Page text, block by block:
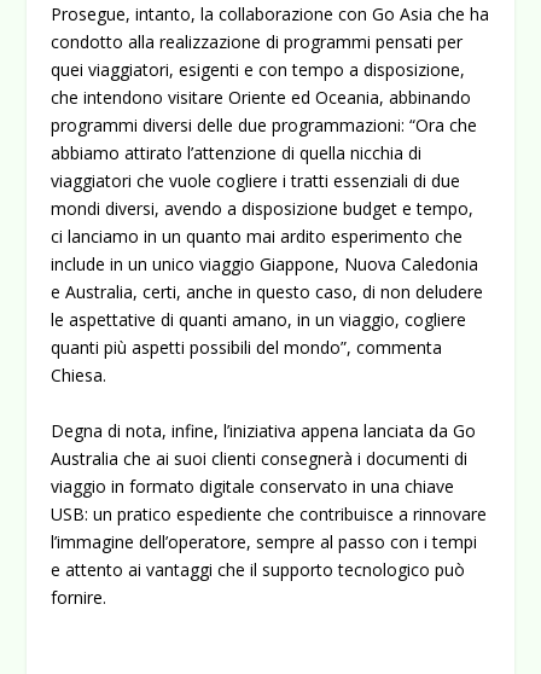
Prosegue, intanto, la collaborazione con Go Asia che ha
condotto alla realizzazione di programmi pensati per
quei viaggiatori, esigenti e con tempo a disposizione,
che intendono visitare Oriente ed Oceania, abbinando
programmi diversi delle due programmazioni: “Ora che
abbiamo attirato l’attenzione di quella nicchia di
viaggiatori che vuole cogliere i tratti essenziali di due
mondi diversi, avendo a disposizione budget e tempo,
ci lanciamo in un quanto mai ardito esperimento che
include in un unico viaggio Giappone, Nuova Caledonia
e Australia, certi, anche in questo caso, di non deludere
le aspettative di quanti amano, in un viaggio, cogliere
quanti più aspetti possibili del mondo”, commenta
Chiesa.
Degna di nota, infine, l’iniziativa appena lanciata da Go
Australia che ai suoi clienti consegnerà i documenti di
viaggio in formato digitale conservato in una chiave
USB: un pratico espediente che contribuisce a rinnovare
l’immagine dell’operatore, sempre al passo con i tempi
e attento ai vantaggi che il supporto tecnologico può
fornire.